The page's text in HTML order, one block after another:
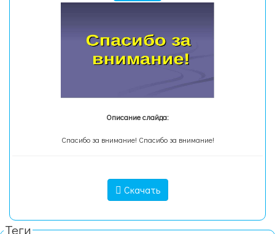
Описание слайда:
Спасибо за внимание! Спасибо за внимание!
Скачать
Теги